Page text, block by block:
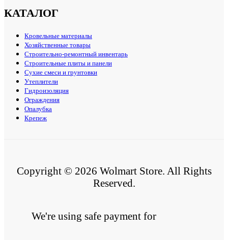
КАТАЛОГ
Кровельные материалы
Хозяйственные товары
Строительно-ремонтный инвентарь
Строительные плиты и панели
Сухие смеси и грунтовки
Утеплители
Гидроизоляция
Ограждения
Опалубка
Крепеж
Copyright © 2026 Wolmart Store. All Rights
Reserved.
We're using safe payment for